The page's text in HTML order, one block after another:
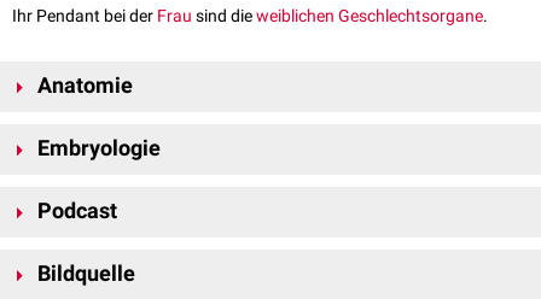
Ihr Pendant bei der Frau sind dieweiblichen Geschlechtsorgane.
Anatomie
topografischin zwei Gruppen unterteilt:
Äußere Geschlechtsorgane
Der Penis ist das eigentliche Begattungsorgan des Mannes. Er ist
Embryologie
Urogenitalleiste, die an der dorsalen Wand der
Podcast
Bildquelle